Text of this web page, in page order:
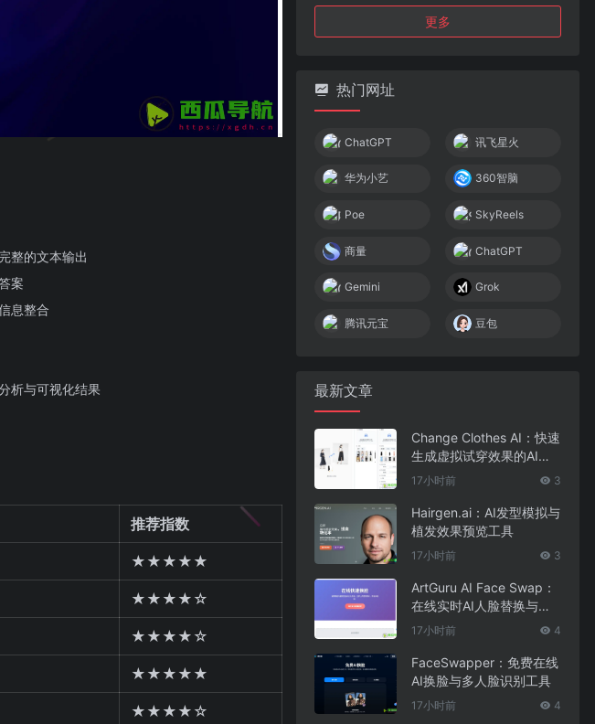
整的文本输出
案
息整合
析与可视化结果
推荐指数
★★★★★
★★★★☆
★★★★☆
★★★★★
★★★★☆
更多
热门网址
ChatGPT 讯飞星火
华为小艺 360智脑
Poe SkyReels
商量 ChatGPT
Gemini Grok
腾讯元宝 豆包
最新文章
Change Clothes AI：快速
生成虚拟试穿效果的AI换
装工具
17小时前 3
Hairgen.ai：AI发型模拟与
植发效果预览工具
17小时前 3
ArtGuru AI Face Swap：
在线实时AI人脸替换与照
片编辑工具
17小时前 4
FaceSwapper：免费在线
AI换脸与多人脸识别工具
17小时前 4